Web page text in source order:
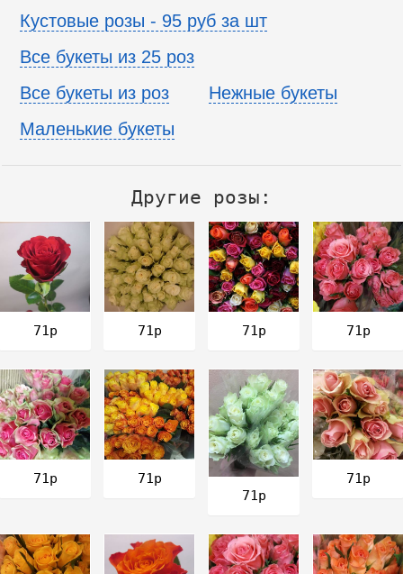
Кустовые розы - 95 руб за шт
Все букеты из 25 роз
Все букеты из роз
Нежные букеты
Маленькие букеты
Другие розы:
71р 71р 71р 71р
71р
71р
71р
71р